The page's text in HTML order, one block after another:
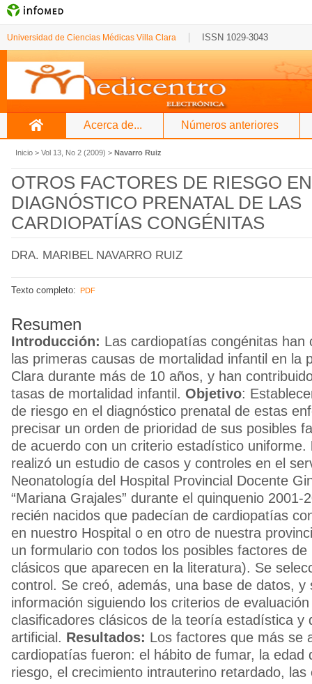
Universidad de Ciencias Médicas Villa Clara ISSN 1029-3043
Acerca de... Números anteriores
Inicio > Vol 13, No 2 (2009) > Navarro Ruiz
OTROS FACTORES DE RIESGO
DIAGNÓSTICO PRENATAL DE LAS
CARDIOPATÍAS CONGÉNITAS
DRA. MARIBEL NAVARRO RUIZ
Texto completo: PDF
Resumen
Introducción: Las cardiopatías congénitas han
las primeras causas de mortalidad infantil en la
Clara durante más de 10 años, y han
tasas de mortalidad infantil. Objetivo:
de riesgo en el diagnóstico prenatal de estas
precisar un orden de prioridad de sus posibles
de acuerdo con un criterio estadístico uniforme.
realizó un estudio de casos y controles en el
Neonatología del Hospital Provincial Docente
“Mariana Grajales” durante el quinquenio 2001-
recién nacidos que padecían de cardiopatías
en nuestro Hospital o en otro de nuestra
un formulario con todos los posibles factores
clásicos que aparecen en la literatura). Se
control. Se creó, además, una base de datos, y
información siguiendo los criterios de
clasificadores clásicos de la teoría estadística y
artificial. Resultados: Los factores que más se
cardiopatías fueron: el hábito de fumar, la edad
riesgo, el crecimiento intrauterino retardado, las